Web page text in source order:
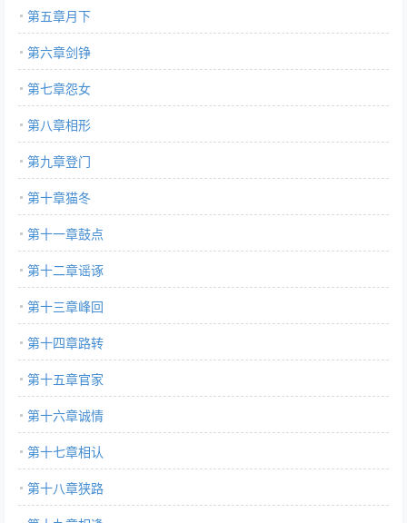
第五章月下
第六章剑铮
第七章怨女
第八章相形
第九章登门
第十章猫冬
第十一章鼓点
第十二章谣诼
第十三章峰回
第十四章路转
第十五章官家
第十六章诚情
第十七章相认
第十八章狭路